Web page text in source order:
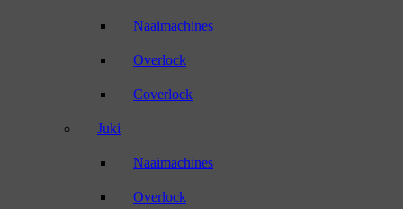
Naaimachines
Overlock
Coverlock
Juki
Naaimachines
Overlock